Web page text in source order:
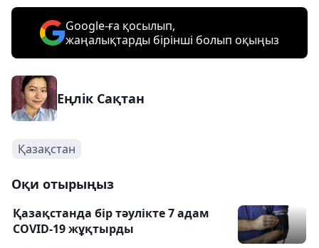
Google-ға қосылып,
жаңалықтарды бірінші болып оқыңыз
Еңлік Сақтан
Қазақстан
Оқи отырыңыз
Қазақстанда бір тәулікте 7 адам
COVID-19 жұқтырды